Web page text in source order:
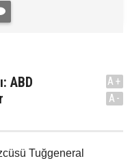
ABD
A+
A-
Tuğgeneral